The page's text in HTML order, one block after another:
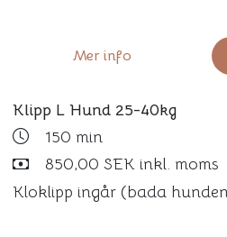
Mer info
Klipp L Hund 25-40kg
150 min
850,00 SEK inkl. moms
Kloklipp ingår (bada